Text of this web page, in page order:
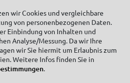
Impressum
wir Cookies und vergleichbare
von personenbezogenen Daten.
Einbindung von Inhalten und
Analyse/Messung. Da wir Ihre
wir Sie hiermit um Erlaubnis zum
Weitere Infos finden Sie in
.